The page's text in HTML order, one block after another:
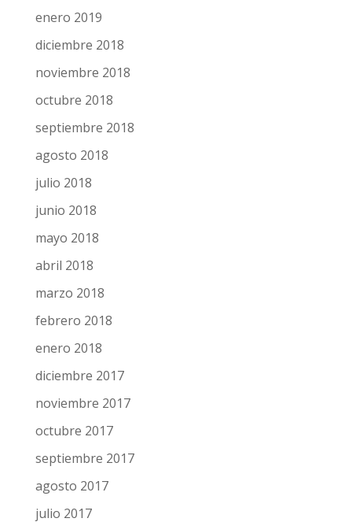
enero 2019
diciembre 2018
noviembre 2018
octubre 2018
septiembre 2018
agosto 2018
julio 2018
junio 2018
mayo 2018
abril 2018
marzo 2018
febrero 2018
enero 2018
diciembre 2017
noviembre 2017
octubre 2017
septiembre 2017
agosto 2017
julio 2017